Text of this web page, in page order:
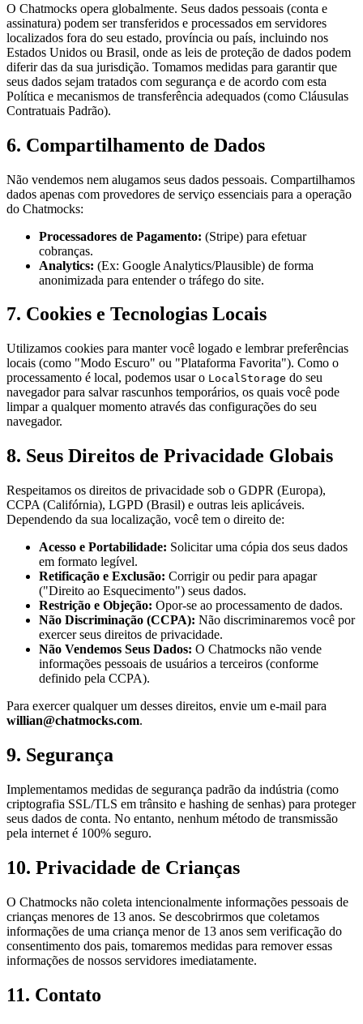
O Chatmocks opera globalmente. Seus dados pessoais (conta e
assinatura) podem ser transferidos e processados em servidores
localizados fora do seu estado, província ou país, incluindo nos
Estados Unidos ou Brasil, onde as leis de proteção de dados podem
diferir das da sua jurisdição. Tomamos medidas para garantir que
seus dados sejam tratados com segurança e de acordo com esta
Política e mecanismos de transferência adequados (como Cláusulas
Contratuais Padrão).
6. Compartilhamento de Dados
Não vendemos nem alugamos seus dados pessoais. Compartilhamos
dados apenas com provedores de serviço essenciais para a operação
do Chatmocks:
Processadores de Pagamento: (Stripe) para efetuar
cobranças.
Analytics: (Ex: Google Analytics/Plausible) de forma
anonimizada para entender o tráfego do site.
7. Cookies e Tecnologias Locais
Utilizamos cookies para manter você logado e lembrar preferências
locais (como "Modo Escuro" ou "Plataforma Favorita"). Como o
processamento é local, podemos usar o LocalStorage do seu
navegador para salvar rascunhos temporários, os quais você pode
limpar a qualquer momento através das configurações do seu
navegador.
8. Seus Direitos de Privacidade Globais
Respeitamos os direitos de privacidade sob o GDPR (Europa),
CCPA (Califórnia), LGPD (Brasil) e outras leis aplicáveis.
Dependendo da sua localização, você tem o direito de:
Acesso e Portabilidade: Solicitar uma cópia dos seus dados
em formato legível.
Retificação e Exclusão: Corrigir ou pedir para apagar
("Direito ao Esquecimento") seus dados.
Restrição e Objeção: Opor-se ao processamento de dados.
Não Discriminação (CCPA): Não discriminaremos você por
exercer seus direitos de privacidade.
Não Vendemos Seus Dados: O Chatmocks não vende
informações pessoais de usuários a terceiros (conforme
definido pela CCPA).
Para exercer qualquer um desses direitos, envie um e-mail para
willian@chatmocks.com.
9. Segurança
Implementamos medidas de segurança padrão da indústria (como
criptografia SSL/TLS em trânsito e hashing de senhas) para proteger
seus dados de conta. No entanto, nenhum método de transmissão
pela internet é 100% seguro.
10. Privacidade de Crianças
O Chatmocks não coleta intencionalmente informações pessoais de
crianças menores de 13 anos. Se descobrirmos que coletamos
informações de uma criança menor de 13 anos sem verificação do
consentimento dos pais, tomaremos medidas para remover essas
informações de nossos servidores imediatamente.
11. Contato